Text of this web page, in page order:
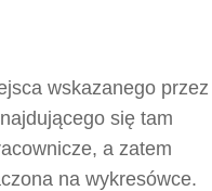
wskazanego przez
się tam
a zatem
na wykresówce.